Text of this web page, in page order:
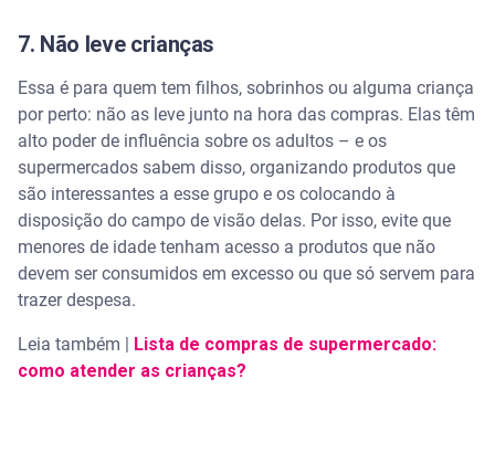
7. Não leve crianças
Essa é para quem tem filhos, sobrinhos ou alguma criança
por perto: não as leve junto na hora das compras. Elas têm
alto poder de influência sobre os adultos – e os
supermercados sabem disso, organizando produtos que
são interessantes a esse grupo e os colocando à
disposição do campo de visão delas. Por isso, evite que
menores de idade tenham acesso a produtos que não
devem ser consumidos em excesso ou que só servem para
trazer despesa.
Leia também |
Lista de compras de supermercado:
como atender as crianças?